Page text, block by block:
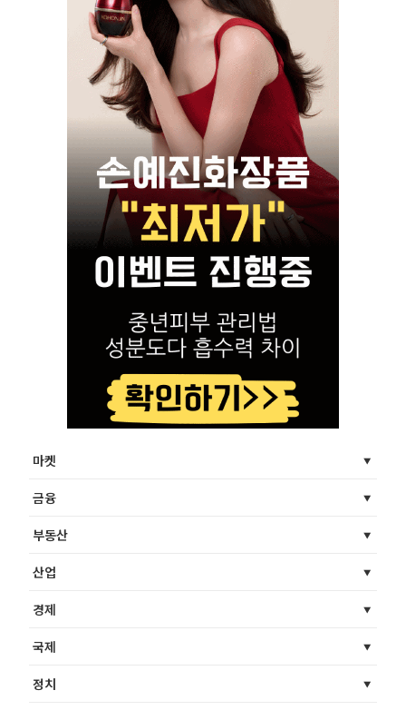
마켓
금융
부동산
산업
경제
국제
정치